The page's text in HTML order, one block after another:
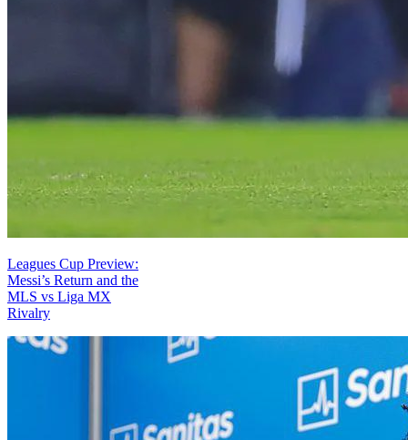
Leagues Cup Preview:
Messi’s Return and the
MLS vs Liga MX
Rivalry